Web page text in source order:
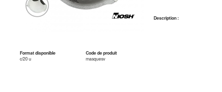
Format disponible
Code de produit
c/20 u
masquesv
Description :